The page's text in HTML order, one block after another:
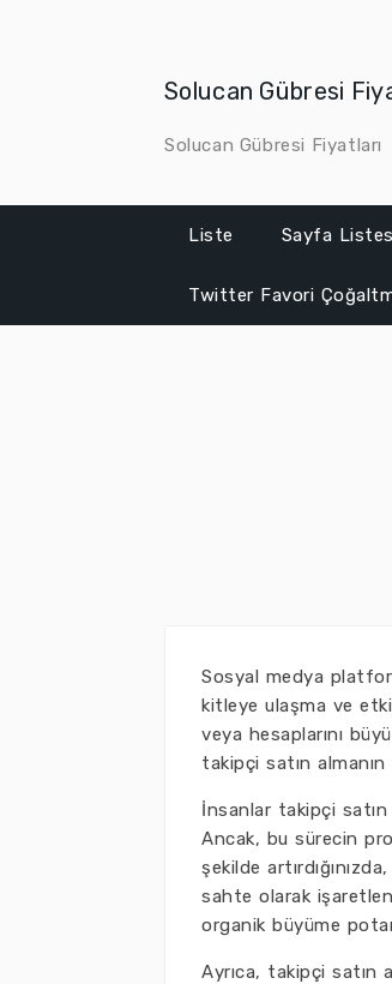
Solucan Gübresi
Solucan Gübresi Fiyatları
Liste Sayfa
Twitter Favori
Sosyal medya
kitleye ulaşma ve
veya hesaplarını
takipçi satın
İnsanlar takipçi satın
Ancak, bu sürecin
şekilde
sahte olarak
organik büyüme
Ayrıca, takipçi satın